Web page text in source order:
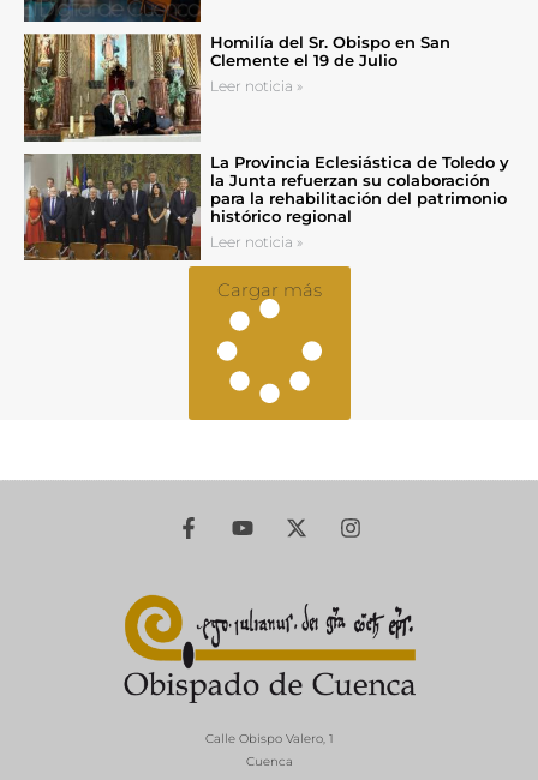
Homilía del Sr. Obispo en San
Clemente el 19 de Julio
Leer noticia »
La Provincia Eclesiástica de Toledo y
la Junta refuerzan su colaboración
para la rehabilitación del patrimonio
histórico regional
Leer noticia »
Cargar más
Calle Obispo Valero, 1
Cuenca